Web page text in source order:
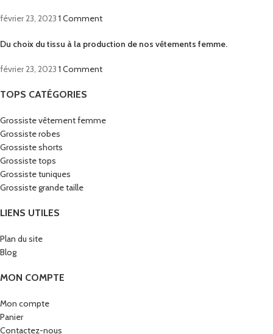
février 23, 2023 1 Comment
Du choix du tissu à la production de nos vêtements femme.
février 23, 2023 1 Comment
TOPS CATÉGORIES
Grossiste vêtement femme
Grossiste robes
Grossiste shorts
Grossiste tops
Grossiste tuniques
Grossiste grande taille
LIENS UTILES
Plan du site
Blog
MON COMPTE
Mon compte
Panier
Contactez-nous